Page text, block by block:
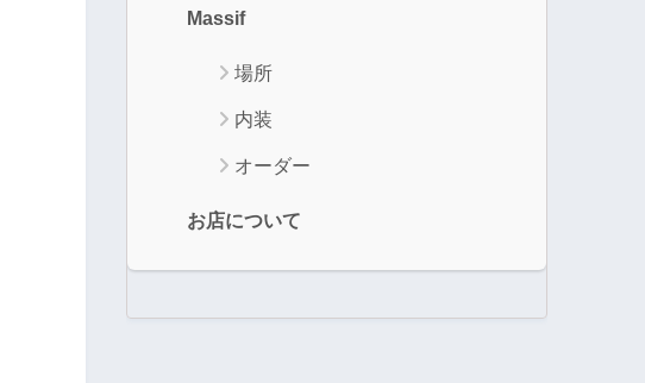
Massif
場所
内装
オーダー
お店について